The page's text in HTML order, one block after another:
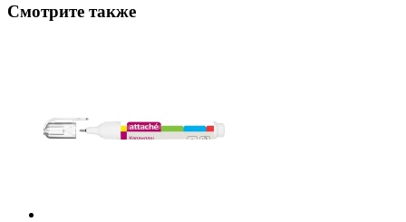
Смотрите также